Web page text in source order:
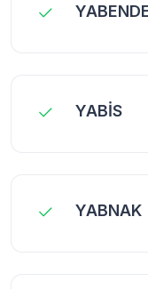
YABİS
YABNAK